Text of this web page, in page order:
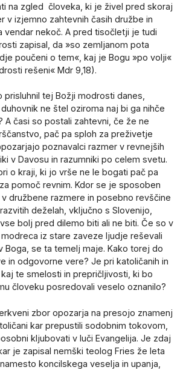
na zgled človeka, ki je živel pred skoraj
v izjemno zahtevnih časih družbe in
vendar nekoč. A pred tisočletji je tudi
zapisal, da »so zemljanom pota
poučeni o tem«, kaj je Bogu »po volji«
rešeni« Mdr 9,18).
tej Božji modrosti danes,
ne štel oziroma naj bi ga nihče
A časi so postali zahtevni, če že ne
pač pa sploh za preživetje
poznavalci razmer v revnejših
v Davosu in razumniki po celem svetu.
o kraji, ki jo vrše ne le bogati pač pa
pomoč revnim. Kdor se je sposoben
družbene razmere in posebno revščine
deželah, vključno s Slovenijo,
bolj pred dilemo biti ali ne biti. Če so v
modreca iz stare zaveze ljudje reševali
Boga, se ta temelj maje. Kako torej do
in odgovorne vere? Je pri katoličanih in
te smelosti in prepričljivosti, ki bo
človeku posredovali veselo oznanilo?
zbor opozarja na presojo znamenj
kar prepustili sodobnim tokovom,
kljubovati v luči Evangelija. Je zdaj
je zapisal nemški teolog Fries že leta
koncilskega veselja in upanja,